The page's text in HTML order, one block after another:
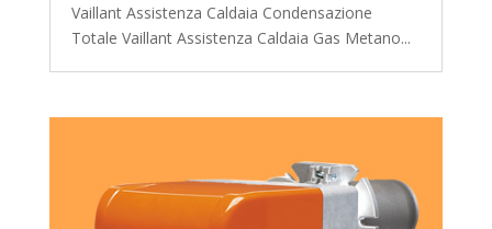
Vaillant Assistenza Caldaia Condensazione
Totale Vaillant Assistenza Caldaia Gas Metano...